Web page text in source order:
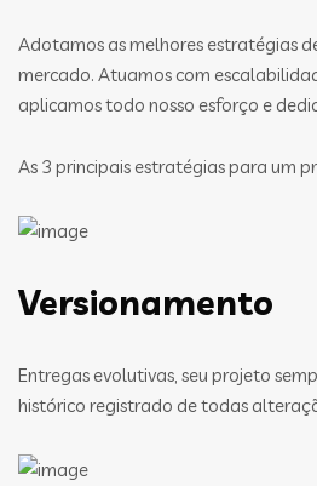
Adotamos as melhores estratégias
mercado. Atuamos com
aplicamos todo nosso esforço e
As 3 principais estratégias para um
Versionamento
Entregas evolutivas, seu projeto
histórico registrado de todas